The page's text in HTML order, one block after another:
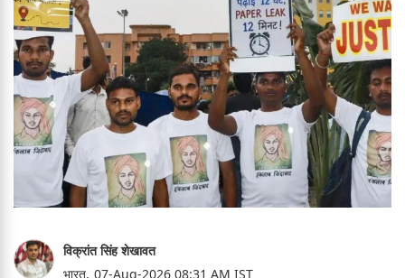
विक्रांत सिंह शेखावत
भारत, 07-Aug-2026 08:31 AM IST